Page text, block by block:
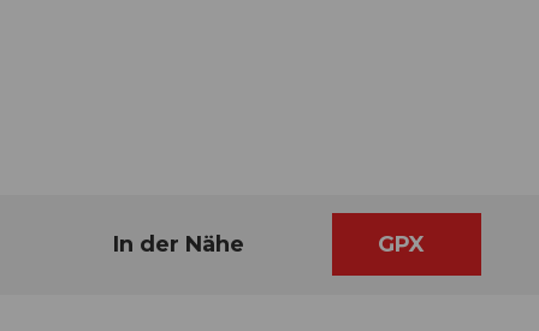
In der Nähe GPX